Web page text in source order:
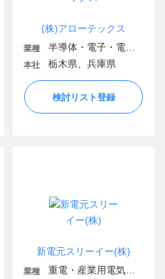
(株)アローテックス
業種
本社 栃木県、兵庫県
検討リスト登録
新電元スリーイー(株)
業種